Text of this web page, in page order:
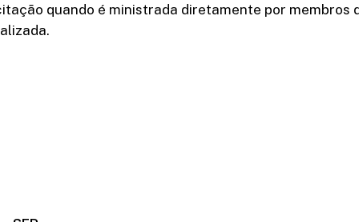
quando é ministrada diretamente por membros